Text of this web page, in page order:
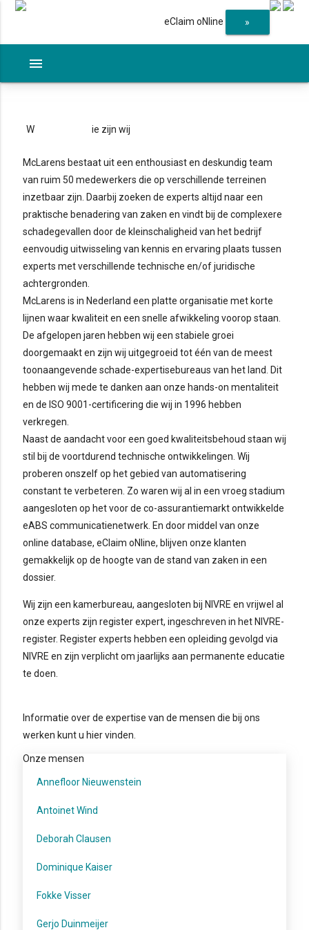
eClaim oNline »
menu
W ie zijn wij
McLarens bestaat uit een enthousiast en deskundig team
van ruim 50 medewerkers die op verschillende terreinen
inzetbaar zijn. Daarbij zoeken de experts altijd naar een
praktische benadering van zaken en vindt bij de complexere
schadegevallen door de kleinschaligheid van het bedrijf
eenvoudig uitwisseling van kennis en ervaring plaats tussen
experts met verschillende technische en/of juridische
achtergronden.
McLarens is in Nederland een platte organisatie met korte
lijnen waar kwaliteit en een snelle afwikkeling voorop staan.
De afgelopen jaren hebben wij een stabiele groei
doorgemaakt en zijn wij uitgegroeid tot één van de meest
toonaangevende schade-expertisebureaus van het land. Dit
hebben wij mede te danken aan onze hands-on mentaliteit
en de ISO 9001-certificering die wij in 1996 hebben
verkregen.
Naast de aandacht voor een goed kwaliteitsbehoud staan wij
stil bij de voortdurend technische ontwikkelingen. Wij
proberen onszelf op het gebied van automatisering
constant te verbeteren. Zo waren wij al in een vroeg stadium
aangesloten op het voor de co-assurantiemarkt ontwikkelde
eABS communicatienetwerk. En door middel van onze
online database, eClaim oNline, blijven onze klanten
gemakkelijk op de hoogte van de stand van zaken in een
dossier.
Wij zijn een kamerbureau, aangesloten bij NIVRE en vrijwel al
onze experts zijn register expert, ingeschreven in het NIVRE-
register. Register experts hebben een opleiding gevolgd via
NIVRE en zijn verplicht om jaarlijks aan permanente educatie
te doen.
Informatie over de expertise van de mensen die bij ons
werken kunt u hier vinden.
Onze mensen
Annefloor Nieuwenstein
Antoinet Wind
Deborah Clausen
Dominique Kaiser
Fokke Visser
Gerjo Duinmeijer